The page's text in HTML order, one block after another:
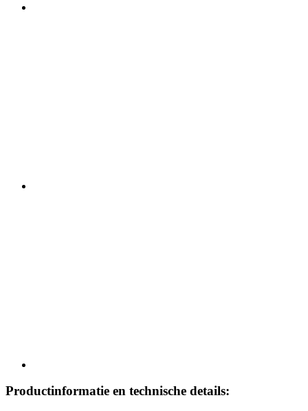
Productinformatie en technische details: